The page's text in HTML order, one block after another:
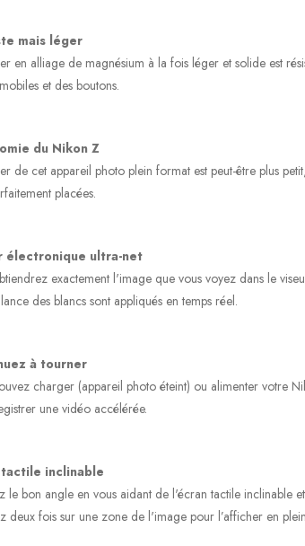
mais léger
en alliage de magnésium à la fois léger et solide est
et des boutons.
du Nikon Z
de cet appareil photo plein format est peut-être plus
placées.
électronique ultra-net
exactement l'image que vous voyez dans le
des blancs sont appliqués en temps réel.
à tourner
charger (appareil photo éteint) ou alimenter votre
une vidéo accélérée.
tactile inclinable
le bon angle en vous aidant de l'écran tactile inclinable
deux fois sur une zone de l'image pour l’afficher en